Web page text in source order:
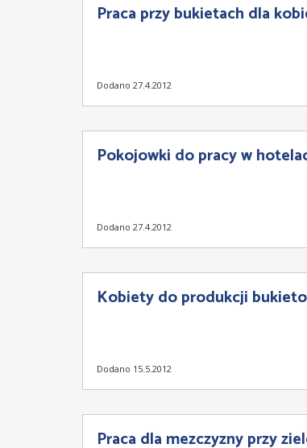
Praca przy bukietach dla
Dodano 27.4.2012
Pokojowki do pracy w
Dodano 27.4.2012
Kobiety do produkcji
Dodano 15.5.2012
Praca dla mezczyzny przy